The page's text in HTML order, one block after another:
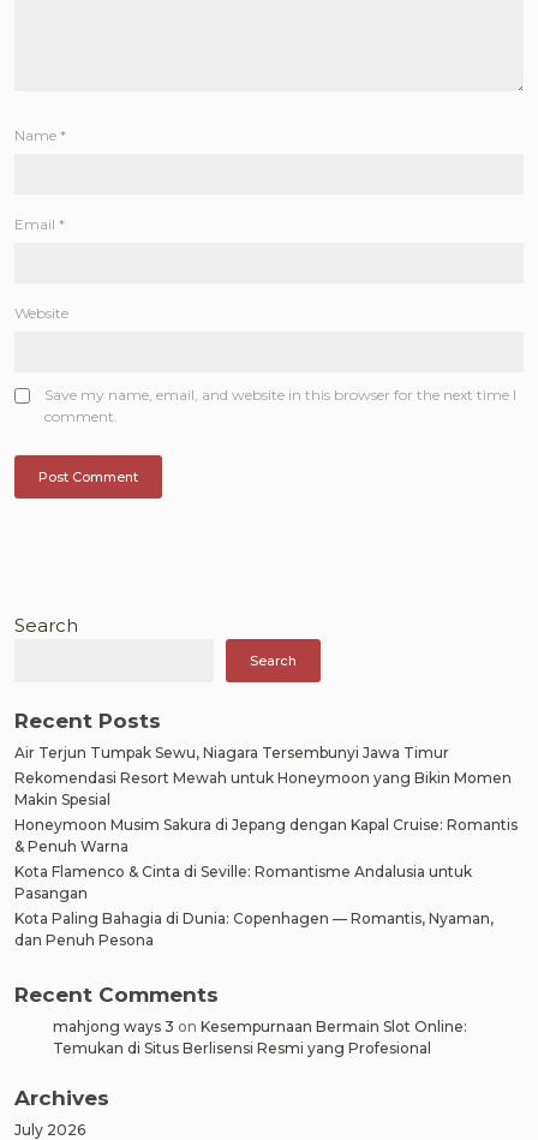
Name *
Email *
Website
Save my name, email, and website in this browser for the next time I
comment.
Search
Search
Recent Posts
Air Terjun Tumpak Sewu, Niagara Tersembunyi Jawa Timur
Rekomendasi Resort Mewah untuk Honeymoon yang Bikin Momen
Makin Spesial
Honeymoon Musim Sakura di Jepang dengan Kapal Cruise: Romantis
& Penuh Warna
Kota Flamenco & Cinta di Seville: Romantisme Andalusia untuk
Pasangan
Kota Paling Bahagia di Dunia: Copenhagen — Romantis, Nyaman,
dan Penuh Pesona
Recent Comments
mahjong ways 3 on Kesempurnaan Bermain Slot Online:
Temukan di Situs Berlisensi Resmi yang Profesional
Archives
July 2026